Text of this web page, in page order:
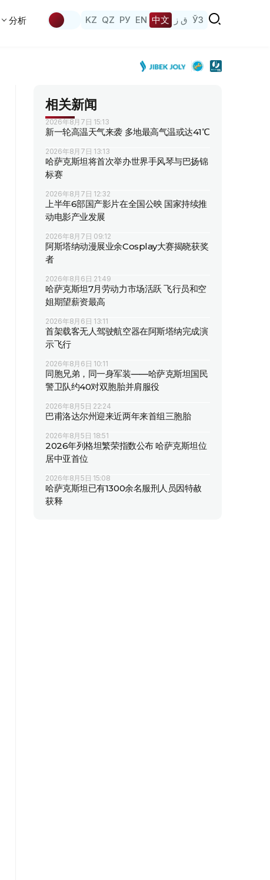
分析 KZ QZ РУ EN 中文 ق ز ЎЗ
相关新闻
2026年8月7日 15:13
新一轮高温天气来袭 多地最高气温或达41℃
2026年8月7日 13:13
哈萨克斯坦将首次举办世界手风琴与巴扬锦
标赛
2026年8月7日 12:32
上半年6部国产影片在全国公映 国家持续推
动电影产业发展
2026年8月7日 09:12
阿斯塔纳动漫展业余Cosplay大赛揭晓获奖
者
2026年8月6日 21:49
哈萨克斯坦7月劳动力市场活跃 飞行员和空
姐期望薪资最高
2026年8月6日 13:11
首架载客无人驾驶航空器在阿斯塔纳完成演
示飞行
2026年8月6日 10:11
同胞兄弟，同一身军装——哈萨克斯坦国民
警卫队约40对双胞胎并肩服役
2026年8月5日 22:24
巴甫洛达尔州迎来近两年来首组三胞胎
2026年8月5日 18:51
2026年列格坦繁荣指数公布 哈萨克斯坦位
居中亚首位
2026年8月5日 15:08
哈萨克斯坦已有1300余名服刑人员因特赦
获释